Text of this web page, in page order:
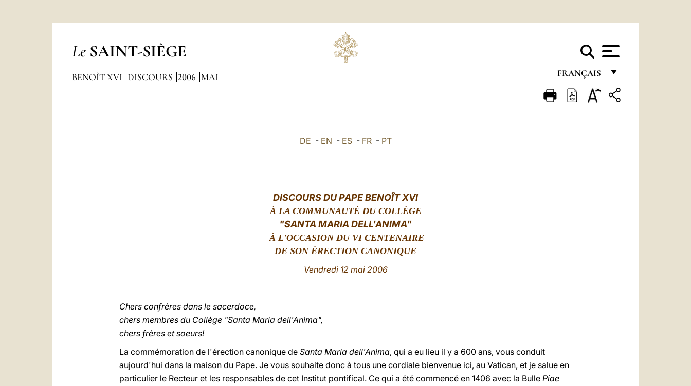
Le SAINT-SIÈGE
FRANÇAIS
FRANÇAIS
BENOÎT XVI DISCOURS 2006 MAI
DE - EN - ES- FR- PT
DISCOURS DU PAPE BENOÎT XVI
À LA COMMUNAUTÉ DU COLLÈGE
"SANTA MARIA DELL'ANIMA"
À L'OCCASION DU VI CENTENAIRE
DE SON ÉRECTION CANONIQUE
Vendredi 12 mai 2006
Chers confrères dans le sacerdoce,
chers membres du Collège "Santa Maria dell'Anima",
chers frères et soeurs!
La commémoration de l'érection canonique de Santa Maria dell'Anima, qui a eu lieu il y a 600 ans, vous conduit
aujourd'hui dans la maison du Pape. Je vous souhaite donc à tous une cordiale bienvenue ici, au Vatican, et je salue en
particulier le Recteur et les responsables de cet Institut pontifical. Ce qui a été commencé en 1406 avec la Bulle Piae